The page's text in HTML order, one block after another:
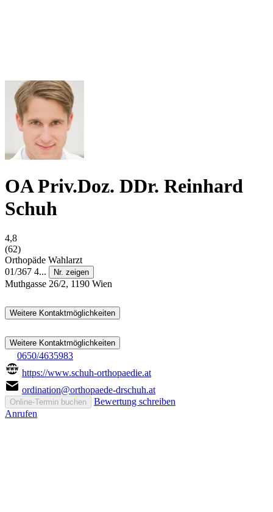
OA Priv.Doz. DDr. Reinhard
Schuh
4,8
(62)
Orthopäde Wahlarzt
01/367 4...
Nr. zeigen
Muthgasse 26/2, 1190 Wien
Weitere Kontaktmöglichkeiten
Weitere Kontaktmöglichkeiten
0650/4635983
https://www.schuh-orthopaedie.at
ordination@orthopaede-drschuh.at
Online-Termin buchen
Bewertung schreiben
Anrufen